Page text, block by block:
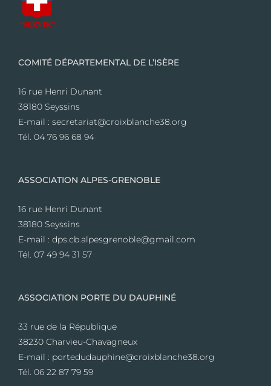
COMITÉ DÉPARTEMENTAL DE L’ISÈRE
16 rue Henri Dunant
38180 Seyssins
E-mail : secretariat@croixblanche38.org
Tél. 04 76 96 68 94
ASSOCIATION ALPES-GRENOBLE
16 rue Henri Dunant
38180 Seyssins
E-mail : dps.cb.alpesgrenoble@gmail.com
Tél. 07 49 94 31 57
ASSOCIATION PORTE DU DAUPHINÉ
33 rue de la République
38230 Charvieu-Chavagneux
E-mail : portedudauphine@croixblanche38.org
Tél. 06 22 87 79 59